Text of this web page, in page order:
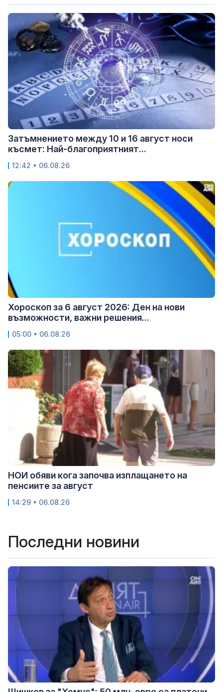
Затъмнението между 10 и 16 август носи
късмет: Най-благоприятният...
12:42 • 06.08.26
Хороскоп за 6 август 2026: Ден на нови
възможности, важни решения...
05:00 • 06.08.26
НОИ обяви кога започва изплащането на
пенсиите за август
14:29 • 06.08.26
Последни новини